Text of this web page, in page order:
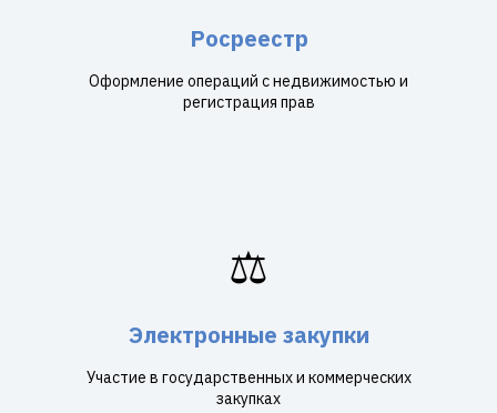
Росреестр
Оформление операций с недвижимостью и
регистрация прав
⚖️
Электронные закупки
Участие в государственных и коммерческих
закупках